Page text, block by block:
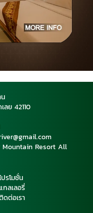
ลย 42110
Resort All
ปรโมชั่น
กลเลอรี่
ดต่อเรา